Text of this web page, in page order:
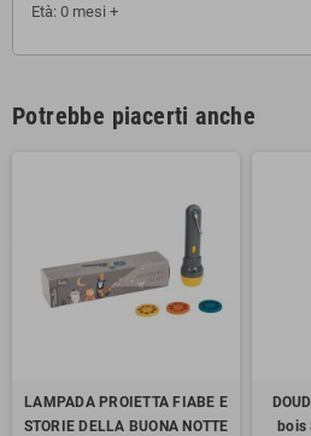
Età: 0 mesi +
Potrebbe piacerti anche
LAMPADA PROIETTA FIABE E
STORIE DELLA BUONA NOTTE
bois